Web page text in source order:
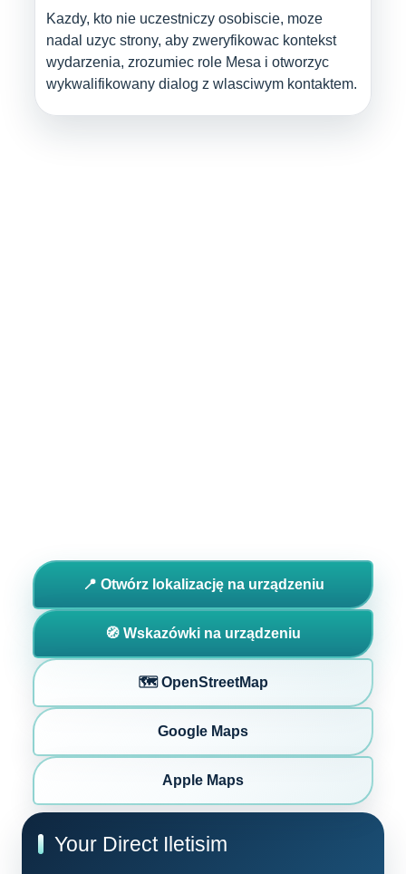
Kazdy, kto nie uczestniczy osobiscie, moze
nadal uzyc strony, aby zweryfikowac kontekst
wydarzenia, zrozumiec role Mesa i otworzyc
wykwalifikowany dialog z wlasciwym kontaktem.
📍 Otwórz lokalizację na urządzeniu
🧭 Wskazówki na urządzeniu
🗺️ OpenStreetMap
Google Maps
Apple Maps
Your Direct Iletisim